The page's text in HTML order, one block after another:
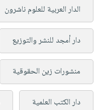
الدار العربية للعلوم ناشرون
دار أمجد للنشر والتوزيع
منشورات زين الحقوقية
دار الكتب العلمية